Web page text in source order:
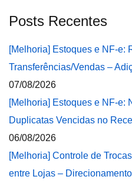
Posts Recentes
[Melhoria] Estoques e NF-e:
Transferências/Vendas –
07/08/2026
[Melhoria] Estoques e NF-e:
Duplicatas Vencidas no
06/08/2026
[Melhoria] Controle de
entre Lojas –